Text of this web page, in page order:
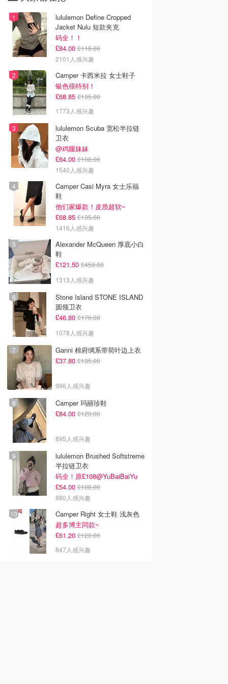
lululemon Define Cropped
Jacket Nulu 短款夹克
码全！！
£84.00 £118.00
2101人感兴趣
Camper 卡西米拉 女士鞋子
银色很特别！
£68.85 £135.00
1773人感兴趣
lululemon Scuba 宽松半拉链
卫衣
@鸡腿妹妹
£64.00 £108.00
1540人感兴趣
Camper Casi Myra 女士乐福
鞋
他们家爆款！皮质超软~
£68.85 £135.00
1416人感兴趣
Alexander McQueen 厚底小白
鞋
£121.50 £450.00
1313人感兴趣
Stone Island STONE ISLAND
圆领卫衣
£46.80 £170.00
1078人感兴趣
Ganni 棉府绸系带荷叶边上衣
£37.80 £135.00
996人感兴趣
Camper 玛丽珍鞋
£84.00 £120.00
895人感兴趣
lululemon Brushed Softstreme
半拉链卫衣
码全！原£108@YuBaiBaiYu
£54.00 £108.00
880人感兴趣
Camper Right 女士鞋 浅灰色
超多博主同款~
£61.20 £120.00
847人感兴趣